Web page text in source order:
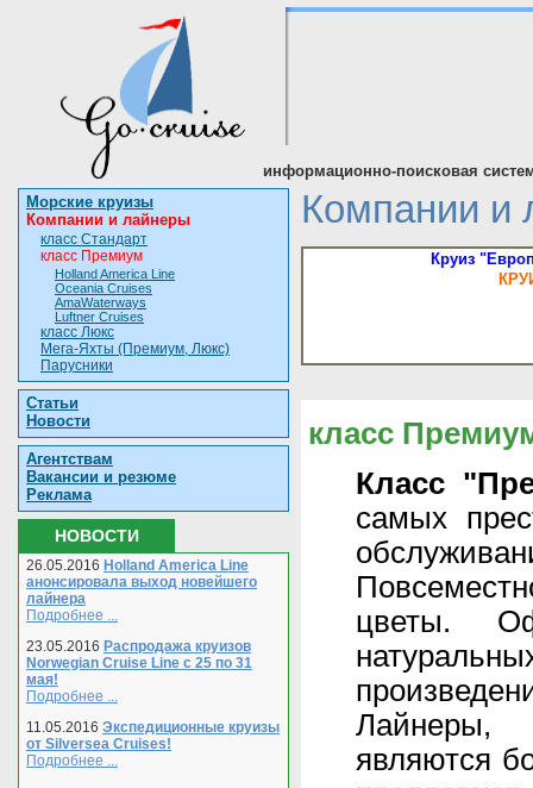
информационно-поисковая
Морские круизы
Компании и лайнеры
класс Стандарт
класс Премиум
Holland America Line
Oceania Cruises
AmaWaterways
Luftner Cruises
класс Люкс
Мега-Яхты (Премиум, Люкс)
Парусники
Статьи
Новости
Агентствам
Вакансии и резюме
Реклама
НОВОСТИ
26.05.2016 Holland America Line
анонсировала выход новейшего
лайнера
Подробнее ...
23.05.2016 Распродажа круизов
Norwegian Cruise Line с 25 по 31
мая!
Подробнее ...
11.05.2016 Экспедиционные круизы
от Silversea Cruises!
Подробнее ...
Компании и
Круиз
класс
Класс
самых
цветы.
Лайнеры,
являются